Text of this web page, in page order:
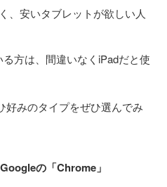
、安いタブレットが欲しい人
方は、間違いなくiPadだと使
好みのタイプをぜひ選んでみ
の「Chrome」